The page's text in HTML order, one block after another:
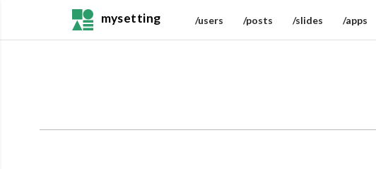
mysetting /users /posts /slides /apps